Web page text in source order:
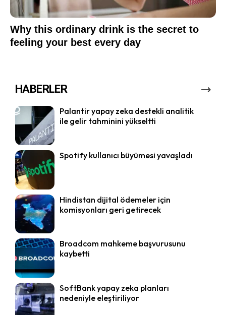
HABERLER
Palantir yapay zeka destekli analitik
ile gelir tahminini yükseltti
Spotify kullanıcı büyümesi yavaşladı
Hindistan dijital ödemeler için
komisyonları geri getirecek
Broadcom mahkeme başvurusunu
kaybetti
SoftBank yapay zeka planları
nedeniyle eleştiriliyor